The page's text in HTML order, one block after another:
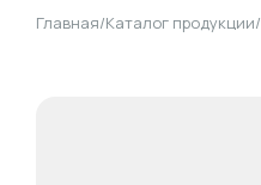
Главная/Каталог продукции/